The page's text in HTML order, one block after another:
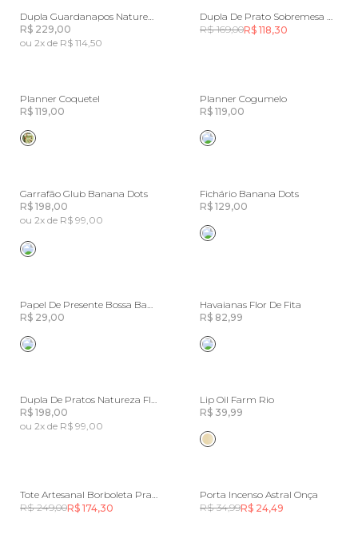
Dupla Guardanapos Natureza Floral
R$ 229,00
ou 2x de R$ 114,50
Dupla De Prato Sobremesa Natureza Floral
R$ 169,00R$ 118,30
Planner Coquetel
R$ 119,00
Planner Cogumelo
R$ 119,00
Garrafão Glub Banana Dots
R$ 198,00
ou 2x de R$ 99,00
Fichário Banana Dots
R$ 129,00
Papel De Presente Bossa Banana
R$ 29,00
Havaianas Flor De Fita
R$ 82,99
Dupla De Pratos Natureza Floral
R$ 198,00
ou 2x de R$ 99,00
Lip Oil Farm Rio
R$ 39,99
Tote Artesanal Borboleta Praia Rj Pequena
R$ 249,00R$ 174,30
Porta Incenso Astral Onça
R$ 34,99R$ 24,49